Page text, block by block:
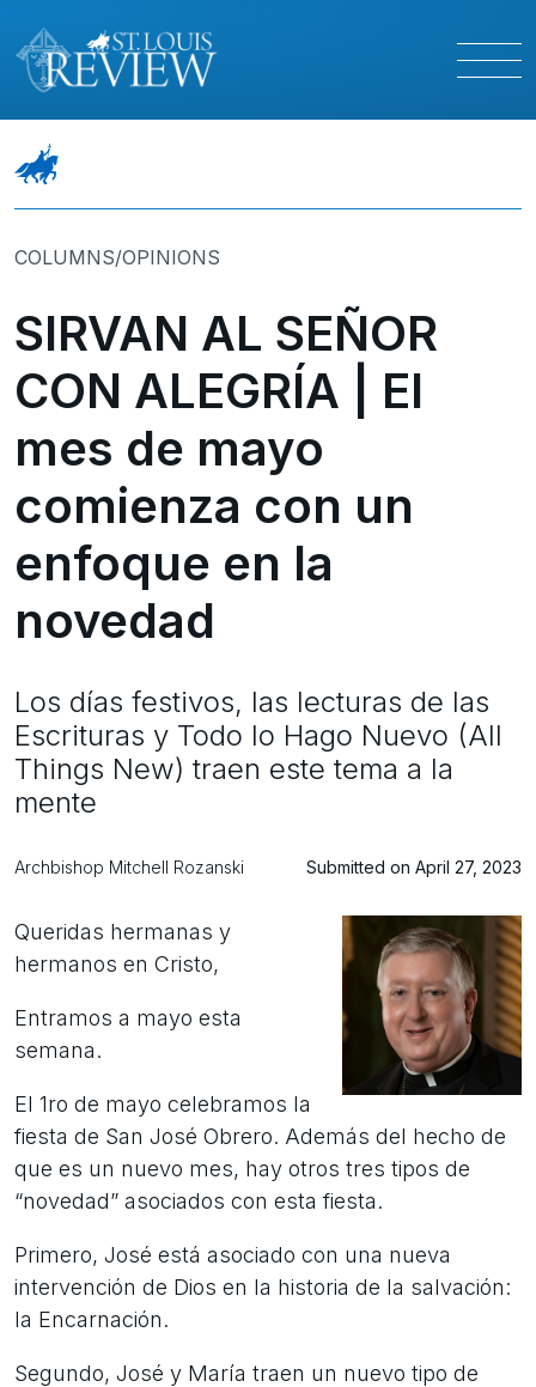
COLUMNS/OPINIONS
SIRVAN AL SEÑOR
CON ALEGRÍA | El
mes de mayo
comienza con un
enfoque en la
novedad
Los días festivos, las lecturas de las
Escrituras y Todo lo Hago Nuevo (All
Things New) traen este tema a la
mente
Archbishop Mitchell Rozanski Submitted on April 27, 2023
Queridas hermanas y
hermanos en Cristo,
Entramos a mayo esta
semana.
El 1ro de mayo celebramos la
fiesta de San José Obrero. Además del hecho de
que es un nuevo mes, hay otros tres tipos de
“novedad” asociados con esta fiesta.
Primero, José está asociado con una nueva
intervención de Dios en la historia de la salvación:
la Encarnación.
Segundo, José y María traen un nuevo tipo de